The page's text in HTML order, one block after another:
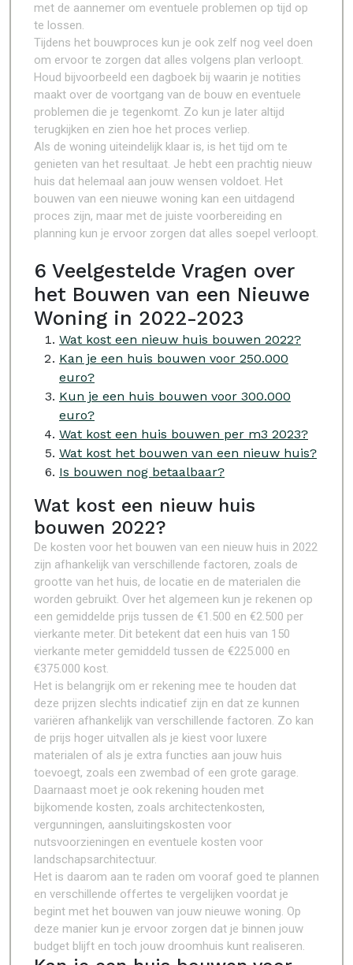
met de aannemer om eventuele problemen op tijd op
te lossen.
Tijdens het bouwproces kun je ook zelf nog veel doen
om ervoor te zorgen dat alles volgens plan verloopt.
Houd bijvoorbeeld een dagboek bij waarin je notities
maakt over de voortgang van de bouw en eventuele
problemen die je tegenkomt. Zo kun je later altijd
terugkijken en zien hoe het proces verliep.
Als de woning uiteindelijk klaar is, is het tijd om te
genieten van het resultaat. Je hebt een prachtig nieuw
huis dat helemaal aan jouw wensen voldoet. Het
bouwen van een nieuwe woning kan een uitdagend
proces zijn, maar met de juiste voorbereiding en
planning kun je ervoor zorgen dat alles soepel verloopt.
6 Veelgestelde Vragen over
het Bouwen van een Nieuwe
Woning in 2022-2023
Wat kost een nieuw huis bouwen 2022?
Kan je een huis bouwen voor 250.000
euro?
Kun je een huis bouwen voor 300.000
euro?
Wat kost een huis bouwen per m3 2023?
Wat kost het bouwen van een nieuw huis?
Is bouwen nog betaalbaar?
Wat kost een nieuw huis
bouwen 2022?
De kosten voor het bouwen van een nieuw huis in 2022
zijn afhankelijk van verschillende factoren, zoals de
grootte van het huis, de locatie en de materialen die
worden gebruikt. Over het algemeen kun je rekenen op
een gemiddelde prijs tussen de €1.500 en €2.500 per
vierkante meter. Dit betekent dat een huis van 150
vierkante meter gemiddeld tussen de €225.000 en
€375.000 kost.
Het is belangrijk om er rekening mee te houden dat
deze prijzen slechts indicatief zijn en dat ze kunnen
variëren afhankelijk van verschillende factoren. Zo kan
de prijs hoger uitvallen als je kiest voor luxere
materialen of als je extra functies aan jouw huis
toevoegt, zoals een zwembad of een grote garage.
Daarnaast moet je ook rekening houden met
bijkomende kosten, zoals architectenkosten,
vergunningen, aansluitingskosten voor
nutsvoorzieningen en eventuele kosten voor
landschapsarchitectuur.
Het is daarom aan te raden om vooraf goed te plannen
en verschillende offertes te vergelijken voordat je
begint met het bouwen van jouw nieuwe woning. Op
deze manier kun je ervoor zorgen dat je binnen jouw
budget blijft en toch jouw droomhuis kunt realiseren.